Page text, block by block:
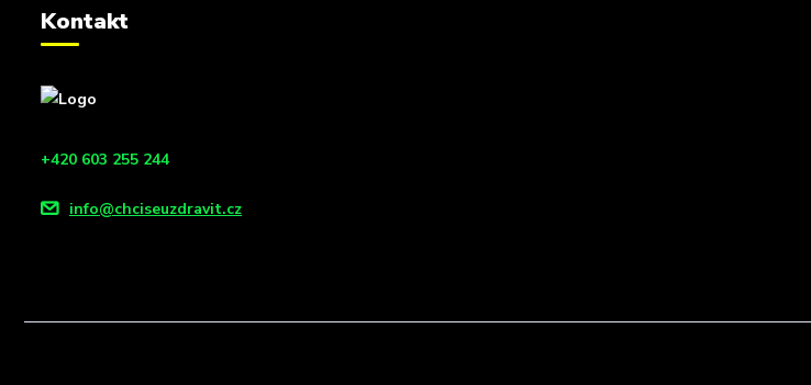
Kontakt
+420 603 255 244
info@chciseuzdravit.cz